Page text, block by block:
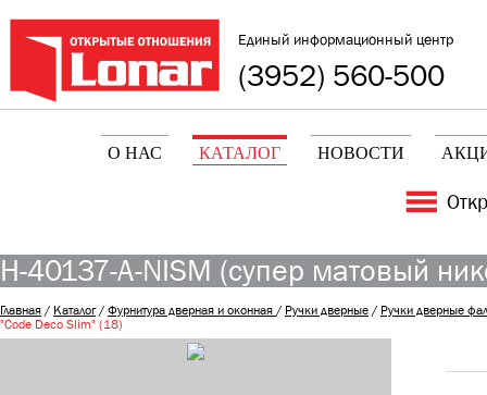
Единый информационный центр
(3952) 560-500
О НАС КАТАЛОГ НОВОСТИ
H-40137-A-NISM (супер матовый
Главная/ Каталог/Фурнитура дверная и оконная/ Ручки дверные/ Ручки дверные
"Code Deco Slim" (18)